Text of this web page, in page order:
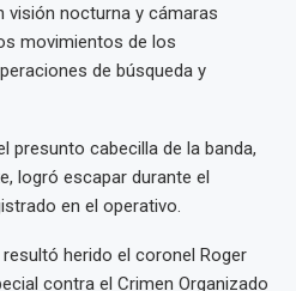
visión nocturna y cámaras
movimientos de los
de búsqueda y
presunto cabecilla de la banda,
logró escapar durante el
en el operativo.
herido el coronel Roger
contra el Crimen Organizado